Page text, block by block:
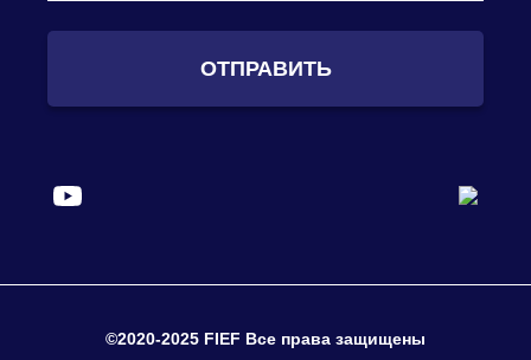
ОТПРАВИТЬ
©2020-2025 FIEF Все права защищены